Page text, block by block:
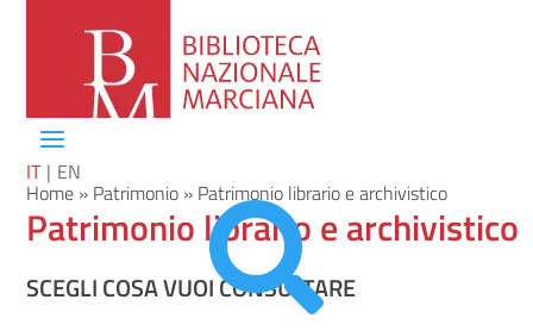
IT EN

Home » Patrimonio » Patrimonio librario e archivistico
Patrimonio librario e archivistico
SCEGLI COSA VUOI CONSULTARE